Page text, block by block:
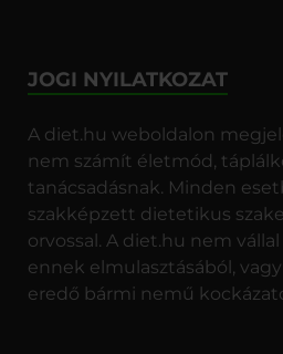
JOGI NYILATKOZAT
A diet.hu weboldalon
nem számít életmód,
tanácsadásnak. Minden
szakképzett dietetikus
orvossal. A diet.hu nem
ennek elmulasztásából,
eredő bármi nemű